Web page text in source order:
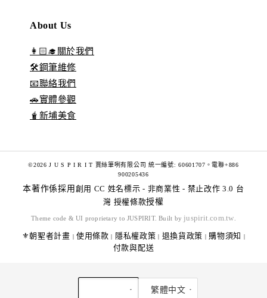
About Us
👩🏻‍🎓關於我們
🛠️鋼筆維修
📧聯絡我們
🚗實體參觀
🧋新埔美食
©2026 J U S P I R I T 賈絲筆咧有限公司 統一編號: 60601707。電聯+886
900205436
本著作係採用 創用 CC 姓名標示 - 非商業性 - 禁止改作 3.0 台
灣 授權條款授權
Theme code & UI proprietary to JUSPIRIT. Built by juspirit.com.tw
⚜️朝聖者計畫 | 使用條款 | 隱私權政策 | 退換貨政策 | 購物須知 |
付款與配送